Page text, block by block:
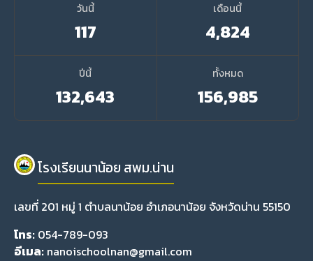
วันนี้
117
เดือนนี้
4,824
ปีนี้
132,643
ทั้งหมด
156,985
โรงเรียนนาน้อย สพม.น่าน
เลขที่ 201 หมู่ 1 ตำบลนาน้อย อำเภอนาน้อย จังหวัดน่าน 55150
โทร: 054-789-093
อีเมล: nanoischoolnan@gmail.com